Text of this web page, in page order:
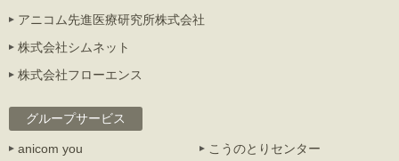
アニコム先進医療研究所株式会社
株式会社シムネット
株式会社フローエンス
グループサービス
anicom you
こうのとりセンター